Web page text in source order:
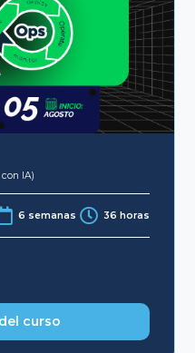
IA)
6 semanas 36 horas
curso